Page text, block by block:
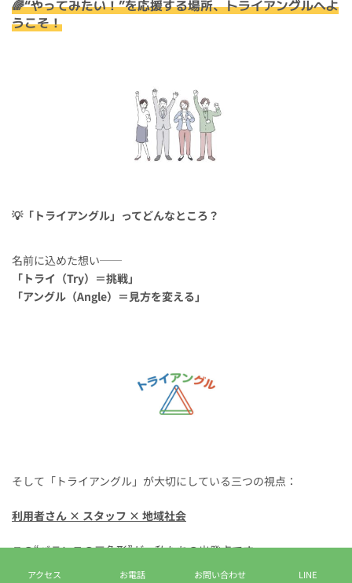
🌈“やってみたい！”を応援する場所、トライアングルへよ
うこそ！
💡「トライアングル」ってどんなところ？
名前に込めた想い──
「トライ（Try）＝挑戦」
「アングル（Angle）＝見方を変える」
そして「トライアングル」が大切にしている三つの視点：
利用者さん × スタッフ × 地域社会
この“バランスの三角形”が、私たちの出発点です。
アクセス お電話 お問い合わせ LINE